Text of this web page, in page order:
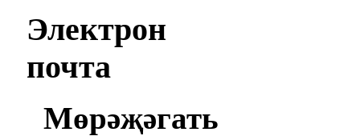
Электрон
почта
Мөрәҗәгать